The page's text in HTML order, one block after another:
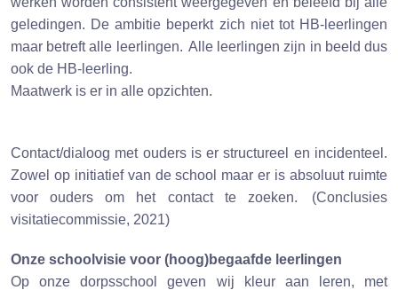
geledingen. De ambitie beperkt zich niet tot HB-leerlingen
maar betreft alle leerlingen. Alle leerlingen zijn in beeld dus
ook de HB-leerling.
Maatwerk is er in alle opzichten.
Contact/dialoog met ouders is er structureel en incidenteel.
Zowel op initiatief van de school maar er is absoluut ruimte
voor ouders om het contact te zoeken. (Conclusies
visitatiecommissie, 2021)
Onze schoolvisie voor (hoog)begaafde leerlingen
Op onze dorpsschool geven wij kleur aan leren, met